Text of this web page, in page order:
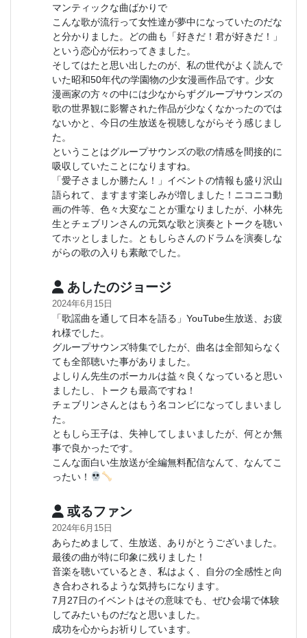
マンティックな曲ばかりで
こんな歌が流行って女性達が夢中になっていたのだな
と分かりました。どの曲も「好きだ！君が好きだ！」
という恋心が伝わってきました。
そしてはたと思い出したのが、私の世代がよく読んで
いた昭和50年代の学園物の少女漫画作品です。少女
漫画家の方々の中には少なからずグループサウンズの
歌の世界観に影響された作品が少なくなかったのでは
ないかと、今日の生放送を視聴しながらそう感じまし
た。
ということはグループサウンズの歌の情感を間接的に
吸収していたことになりますね。
「愛子さましか勝たん！」イベントの情報も盛り沢山
語られて、ますます楽しみが増しました！ニコニコ動
画の件等、色々大変なことが重なりましたが、小林先
生とチェブリンさんの元気な歌と演奏とトークを聴い
てホッとしました。ともしらさんのドラムを演奏しな
がらの歌の入りも素敵でした。
あしたのジョージ
2024年6月15日
「歌謡曲を通して日本を語る」YouTube生放送、お疲
れ様でした。
グループサウンズ特集でしたが、曲名は全部知らなく
ても全部聴いた事がありました。
よしりん先生のボーカルは益々良くなっていると思い
ましたし、トークも最高ですね！
チェブリンさんとはもう名コンビになってしまいまし
た。
ともしら王子は、失神してしまいましたが、何とか無
事で良かったです。
こんな面白い生放送が全編無料配信なんて、なんてこ
ったい！
或るファン
2024年6月15日
あらためまして、生放送、ありがとうございました。
最後の曲が特に印象に残りました！
音楽を聴いているとき、私はよく、自分の全感性と向
き合わされるような気持ちになります。
7月27日のイベントはその意味でも、ぜひ会場で体験
してみたいものだなと思いました。
成功を心からお祈りしています。